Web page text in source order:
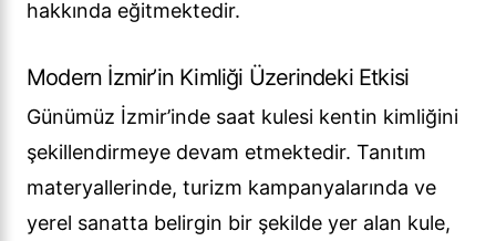
hakkında eğitmektedir.
Modern İzmir’in Kimliği Üzerindeki Etkisi
Günümüz İzmir’inde saat kulesi kentin kimliğini
şekillendirmeye devam etmektedir. Tanıtım
materyallerinde, turizm kampanyalarında ve
yerel sanatta belirgin bir şekilde yer alan kule,